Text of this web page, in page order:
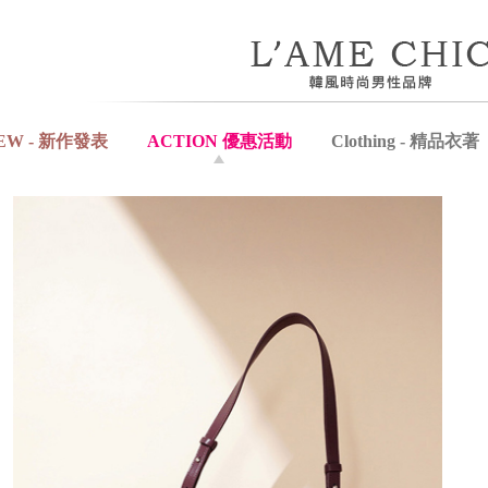
- 新作發表 ACTION 優惠活動 Clothing - 精品衣著